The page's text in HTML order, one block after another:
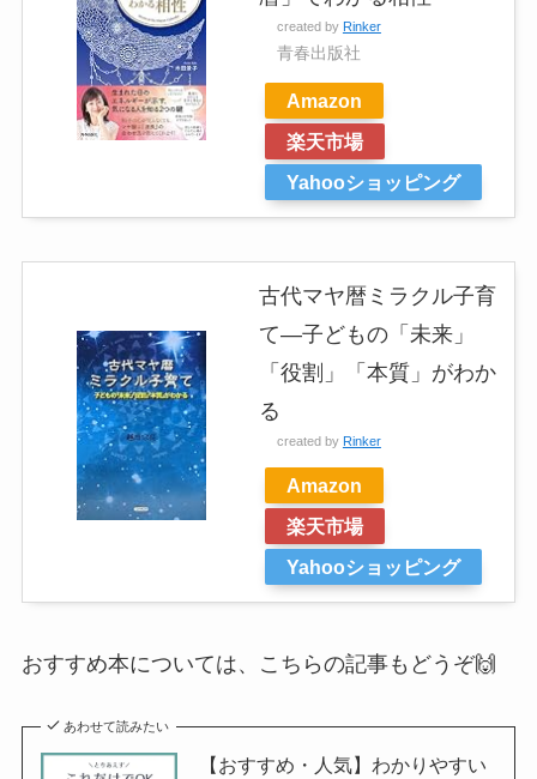
created by Rinker
青春出版社
Amazon
楽天市場
Yahooショッピング
古代マヤ暦ミラクル子育
て―子どもの「未来」
「役割」「本質」がわか
る
created by Rinker
Amazon
楽天市場
Yahooショッピング
おすすめ本については、こちらの記事もどうぞ🙌
あわせて読みたい
【おすすめ・人気】わかりやすい